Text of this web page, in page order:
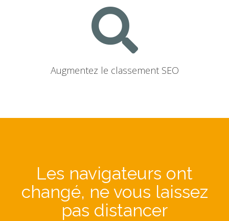
Augmentez le classement SEO
Les navigateurs ont
changé, ne vous laissez
pas distancer